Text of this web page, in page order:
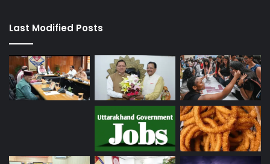
Last Modified Posts